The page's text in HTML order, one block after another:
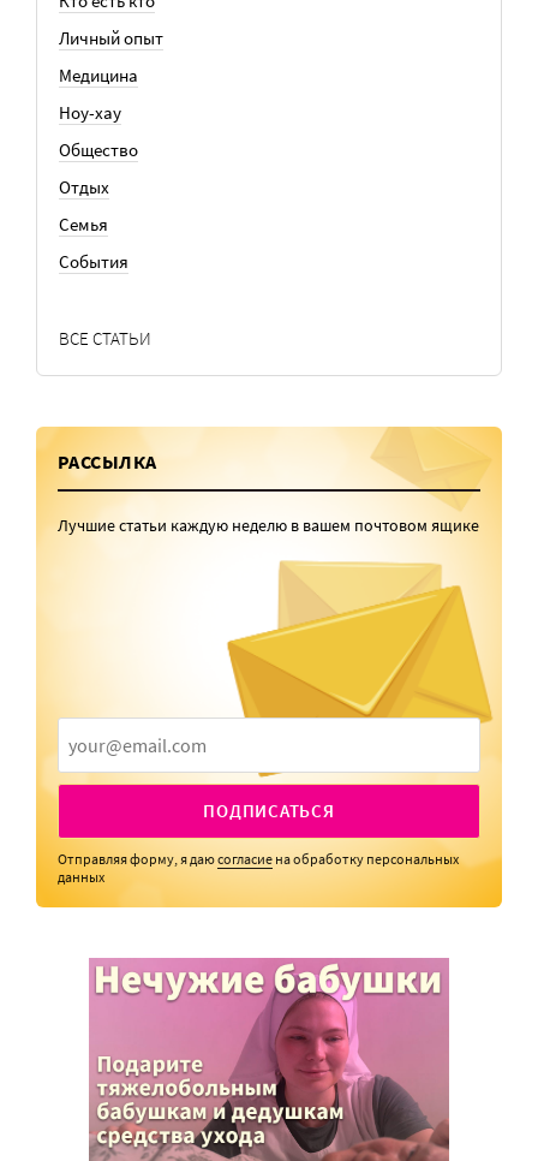
Личный опыт
Медицина
Ноу-хау
Общество
Отдых
Семья
События
ВСЕ СТАТЬИ
РАССЫЛКА
Лучшие статьи каждую неделю в вашем почтовом ящике
ПОДПИСАТЬСЯ
Отправляя форму, я даюсогласие на обработку персональных
данных